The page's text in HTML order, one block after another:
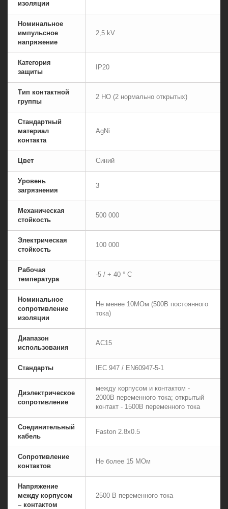
изоляции
Номинальное
импульсное
напряжение
2,5 kV
Категория
защиты
IP20
Тип контактной
группы
2 НО (2 нормально открытых)
Стандартный
материал
контакта
AgNi
Цвет Синий
Уровень
загрязнения
3
Механическая
стойкость
500 000
Электрическая
стойкость
100 000
Рабочая
температура
-5 / + 40 ° C
Номинальное
сопротивление
изоляции
Не менее 10МОм (500В постоянного
тока)
Диапазон
использования
АС15
Стандарты IEC 947 / EN60947-5-1
Диэлектрическое
сопротивление
между корпусом и контактом -
2000В переменного тока; открытый
контакт - 1500В переменного тока
Соединительный
кабель
Faston 2.8x0.5
Сопротивление
контактов
Не более 15 МОм
Напряжение
между корпусом
– контактом
2500 В переменного тока